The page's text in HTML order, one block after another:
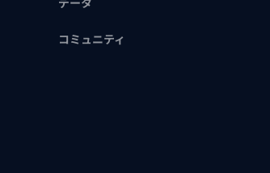
コミュニティ